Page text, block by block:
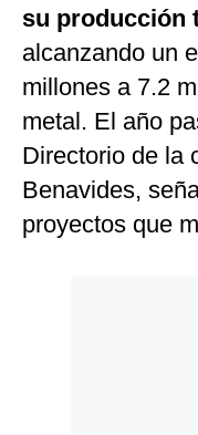
su producción
alcanzando un
millones a 7.2
metal. El año
Directorio de la
Benavides,
proyectos que